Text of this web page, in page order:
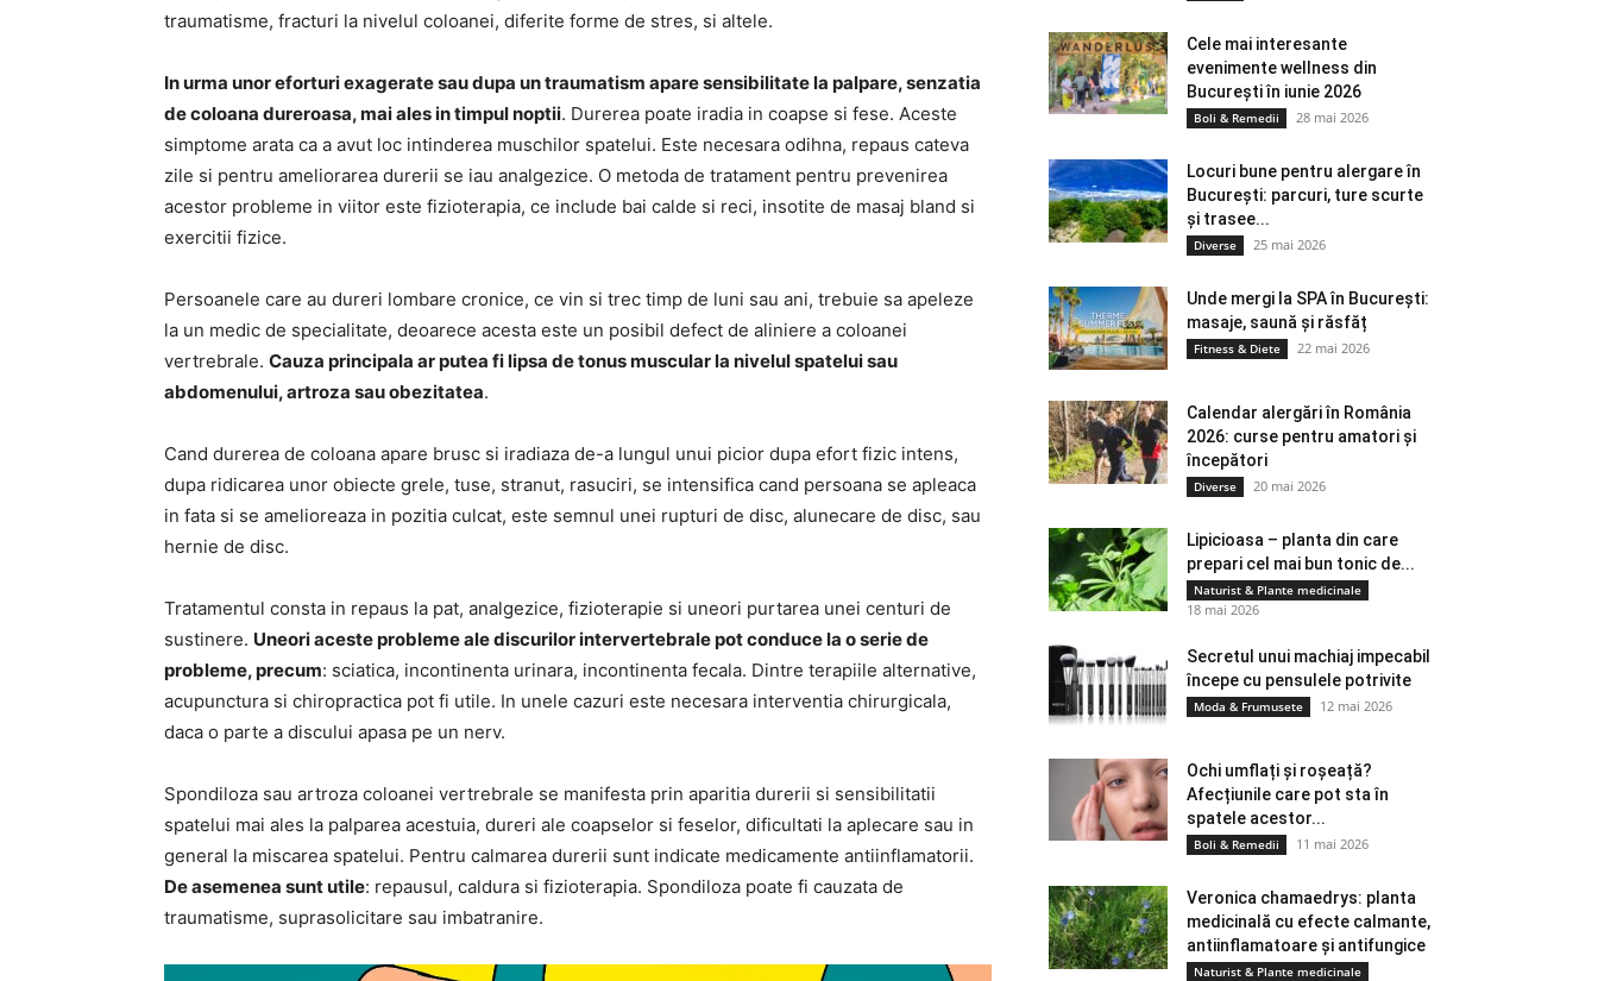
traumatisme, fracturi la nivelul coloanei, diferite forme de stres, si altele.
In urma unor eforturi exagerate sau dupa un traumatism apare sensibilitate la palpare, senzatia
de coloana dureroasa, mai ales in timpul noptii. Durerea poate iradia in coapse si fese. Aceste
simptome arata ca a avut loc intinderea muschilor spatelui. Este necesara odihna, repaus cateva
zile si pentru ameliorarea durerii se iau analgezice. O metoda de tratament pentru prevenirea
acestor probleme in viitor este fizioterapia, ce include bai calde si reci, insotite de masaj bland si
exercitii fizice.
Persoanele care au dureri lombare cronice, ce vin si trec timp de luni sau ani, trebuie sa apeleze
la un medic de specialitate, deoarece acesta este un posibil defect de aliniere a coloanei
vertrebrale. Cauza principala ar putea fi lipsa de tonus muscular la nivelul spatelui sau
abdomenului, artroza sau obezitatea.
Cand durerea de coloana apare brusc si iradiaza de-a lungul unui picior dupa efort fizic intens,
dupa ridicarea unor obiecte grele, tuse, stranut, rasuciri, se intensifica cand persoana se apleaca
in fata si se amelioreaza in pozitia culcat, este semnul unei rupturi de disc, alunecare de disc, sau
hernie de disc.
Tratamentul consta in repaus la pat, analgezice, fizioterapie si uneori purtarea unei centuri de
sustinere. Uneori aceste probleme ale discurilor intervertebrale pot conduce la o serie de
probleme, precum: sciatica, incontinenta urinara, incontinenta fecala. Dintre terapiile alternative,
acupunctura si chiropractica pot fi utile. In unele cazuri este necesara interventia chirurgicala,
daca o parte a discului apasa pe un nerv.
Spondiloza sau artroza coloanei vertrebrale se manifesta prin aparitia durerii si sensibilitatii
spatelui mai ales la palparea acestuia, dureri ale coapselor si feselor, dificultati la aplecare sau in
general la miscarea spatelui. Pentru calmarea durerii sunt indicate medicamente antiinflamatorii.
De asemenea sunt utile: repausul, caldura si fizioterapia. Spondiloza poate fi cauzata de
traumatisme, suprasolicitare sau imbatranire.
Cele mai interesante
evenimente wellness din
București în iunie 2026
Boli & Remedii 28 mai 2026
Locuri bune pentru alergare în
București: parcuri, ture scurte
și trasee...
Diverse 25 mai 2026
Unde mergi la SPA în București:
masaje, saună și răsfăț
Fitness & Diete 22 mai 2026
Calendar alergări în România
2026: curse pentru amatori și
începători
Diverse 20 mai 2026
Lipicioasa – planta din care
prepari cel mai bun tonic de...
Naturist & Plante medicinale
18 mai 2026
Secretul unui machiaj impecabil
începe cu pensulele potrivite
Moda & Frumusete 12 mai 2026
Ochi umflați și roșeață?
Afecțiunile care pot sta în
spatele acestor...
Boli & Remedii 11 mai 2026
Veronica chamaedrys: planta
medicinală cu efecte calmante,
antiinflamatoare și antifungice
Naturist & Plante medicinale